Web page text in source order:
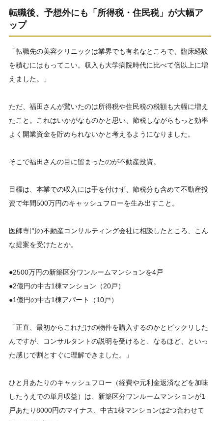
転職後、予想外にも「所得税・住民税」が大幅ア
ップ
「転職先の美容クリニックは業界でも有名なところで、臨床経験
を積むにはもってこい。収入も大学病院時代に比べて倍以上に増
えました。」
ただ、福田さんが驚いたのは所得税や住民税の税額も大幅に増え
たこと。これはいかがなものかと思い、節税しながらもっと効率
よく開業資金を貯められないかと考えるようになりました。
そこで福田さんの目に留まったのが不動産投資。
目標は、本業での収入には手を付けず、節税分も含めて不動産投
資で年間500万円のキャッシュフローを生み出すこと。
医師専門の不動産コンサルティング会社に相談したところ、こん
な提案を受けたとか。
●2500万円の新築区分ワンルームマンションを4戸
●2億円の中古1棟マンション（20戸）
●1億円の中古1棟アパート（10戸）
「正直、最初からこれだけの物件を購入するのかとビックリした
んですが、コンサルタントの説明を受けると、なるほど、といっ
た感じで割とすぐに理解できました。」
ひと月あたりのキャッシュフロー（経費や元利金返済などを加味
したうえでの単月収益）は、新築区分ワンルームマンションが1
戸あたり8000円のマイナス、中古1棟マンションは2つ合わせて